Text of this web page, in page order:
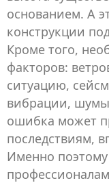
основанием. А
конструкции
Кроме того,
факторов:
ситуацию,
вибрации,
ошибка может
последствиям,
Именно поэтому